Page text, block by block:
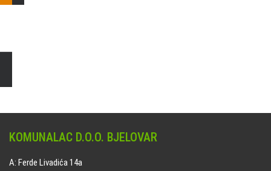
KOMUNALAC D.O.O. BJELOVAR
A: Ferde Livadića 14a